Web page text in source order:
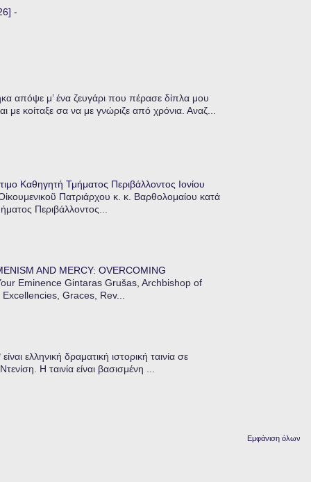
-
απόψε μ’ ένα ζευγάρι που πέρασε δίπλα μου
με κοίταξε σα να με γνώριζε από χρόνια. Αναζ...
Καθηγητή Τμήματος Περιβάλλοντος Ιονίου
Πατριάρχου κ. κ. Βαρθολομαίου κατά
Περιβάλλοντος...
AND MERCY: OVERCOMING
Eminence Gintaras Grušas, Archbishop of
Graces, Rev...
ελληνική δραματική ιστορική ταινία σε
Η ταινία είναι βασισμένη ...
Εμφάνιση όλων